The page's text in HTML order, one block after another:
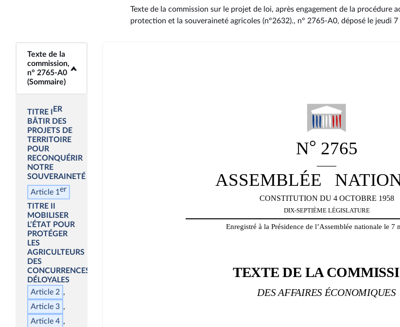
Texte de la commission sur le projet de loi, après engagement de la procédure
protection et la souveraineté agricoles (n°2632)., n° 2765-A0, déposé le jeudi
Texte de la
commission,
n° 2765-A0
(Sommaire)
<b>Texte de la
commission,
n° 2765-A0
(Sommaire)</b>
TITRE I
ER
BÂTIR DES
PROJETS DE
TERRITOIRE
POUR
RECONQUÉRIR
NOTRE
SOUVERAINETÉ
Article 1 er
TITRE II
MOBILISER
L’ÉTAT POUR
PROTÉGER
LES
AGRICULTEURS
DES
CONCURRENCES
DÉLOYALES
Article 2
Article 3
Article 4